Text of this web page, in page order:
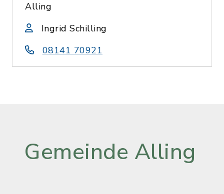
Alling
Ingrid Schilling
08141 70921
Gemeinde Alling